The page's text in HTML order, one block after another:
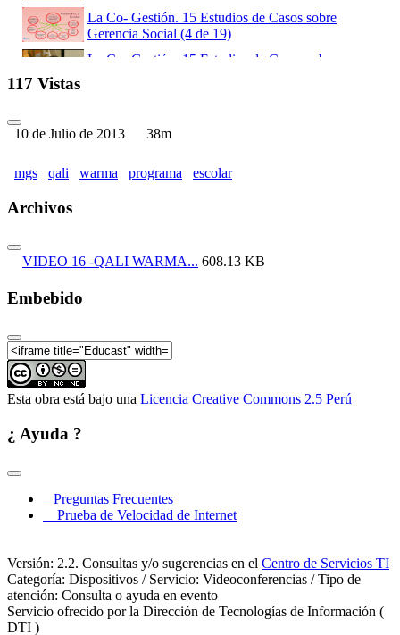
La Co- Gestión. 15 Estudios de Casos sobre
Gerencia Social (4 de 19)
La Co- Gestión. 15 Estudios de Casos sobre
La Co- Gestión. 15 Estudios de Casos sobre
La Co- Gestión. 15 Estudios de Casos sobre
La Co- Gestión. 15 Estudios de Casos sobre
La Co- Gestión. 15 Estudios de Casos sobre
La Co- Gestión. 15 Estudios de Casos sobre
Gerencia Social (13 de 19)
Gerencia Social (15 de 19)
La Co- Gestión. 15 Estudios de Casos sobre
La Co- Gestión. 15 Estudios de Casos sobre
Gerencia Social (17 de 19)
La Co- Gestión. 15 Estudios de Casos sobre
Gerencia Social (18 de 19)
117 Vistas
10 de Julio de 2013 38m
mgs qali warma programa escolar
Archivos
VIDEO 16 -QALI WARMA... 608.13 KB
Embebido
Esta obra está bajo una Licencia Creative Commons 2.5 Perú
¿ Ayuda ?
Preguntas Frecuentes
Prueba de Velocidad de Internet
Versión: 2.2. Consultas y/o sugerencias en el Centro de Servicios TI
Categoría: Dispositivos / Servicio: Videoconferencias / Tipo de
atención: Consulta o ayuda en evento
Servicio ofrecido por la Dirección de Tecnologías de Información (
DTI )